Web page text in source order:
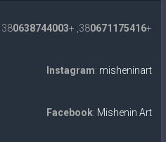
+38
0671175416
, +38
0638744003
Instagram: misheninart
Facebook: Mishenin Art